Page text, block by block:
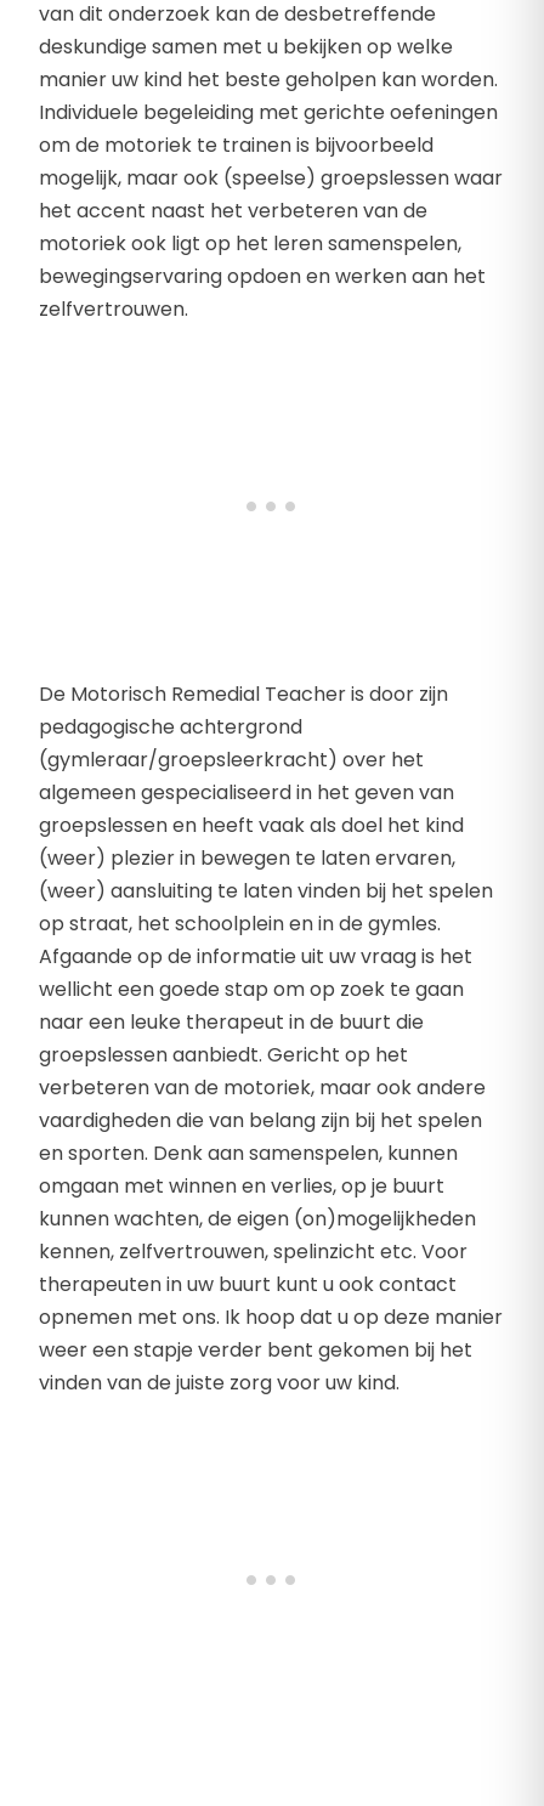
van dit onderzoek kan de desbetreffende
deskundige samen met u bekijken op welke
manier uw kind het beste geholpen kan worden.
Individuele begeleiding met gerichte oefeningen
om de motoriek te trainen is bijvoorbeeld
mogelijk, maar ook (speelse) groepslessen waar
het accent naast het verbeteren van de
motoriek ook ligt op het leren samenspelen,
bewegingservaring opdoen en werken aan het
zelfvertrouwen.
De Motorisch Remedial Teacher is door zijn
pedagogische achtergrond
(gymleraar/groepsleerkracht) over het
algemeen gespecialiseerd in het geven van
groepslessen en heeft vaak als doel het kind
(weer) plezier in bewegen te laten ervaren,
(weer) aansluiting te laten vinden bij het spelen
op straat, het schoolplein en in de gymles.
Afgaande op de informatie uit uw vraag is het
wellicht een goede stap om op zoek te gaan
naar een leuke therapeut in de buurt die
groepslessen aanbiedt. Gericht op het
verbeteren van de motoriek, maar ook andere
vaardigheden die van belang zijn bij het spelen
en sporten. Denk aan samenspelen, kunnen
omgaan met winnen en verlies, op je buurt
kunnen wachten, de eigen (on)mogelijkheden
kennen, zelfvertrouwen, spelinzicht etc. Voor
therapeuten in uw buurt kunt u ook contact
opnemen met ons. Ik hoop dat u op deze manier
weer een stapje verder bent gekomen bij het
vinden van de juiste zorg voor uw kind.